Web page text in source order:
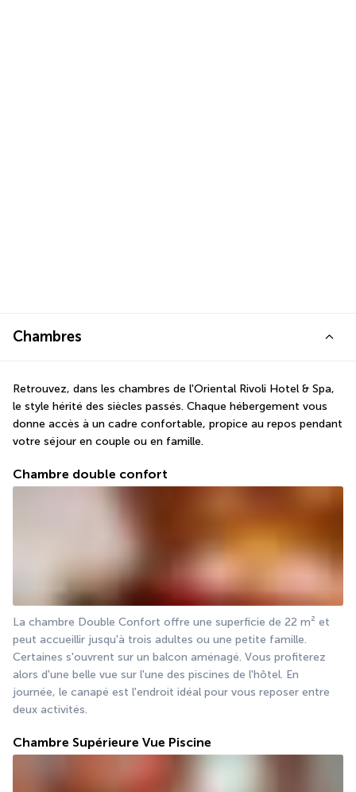
Chambres
Retrouvez, dans les chambres de l'Oriental Rivoli Hotel & Spa,
le style hérité des siècles passés. Chaque hébergement vous
donne accès à un cadre confortable, propice au repos pendant
votre séjour en couple ou en famille.
Chambre double confort
La chambre Double Confort offre une superficie de 22 m² et
peut accueillir jusqu'à trois adultes ou une petite famille.
Certaines s'ouvrent sur un balcon aménagé. Vous profiterez
alors d'une belle vue sur l'une des piscines de l'hôtel. En
journée, le canapé est l'endroit idéal pour vous reposer entre
deux activités.
Chambre Supérieure Vue Piscine